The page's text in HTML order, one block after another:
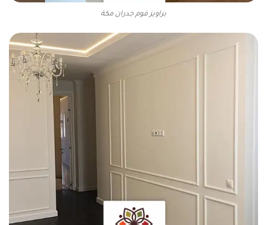
براويز فوم جدران مكة